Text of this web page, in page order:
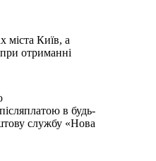
міста Київ, а
отриманні
в будь-
службу «Нова